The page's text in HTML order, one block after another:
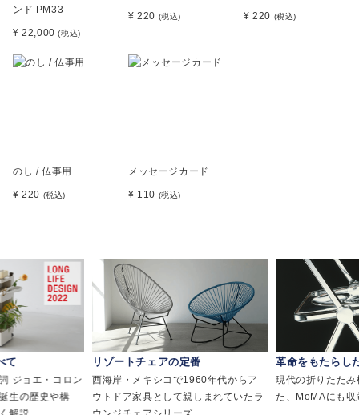
ンド PM33
¥ 22,000(税込)
¥ 220 (税込) ¥ 220 (税込)
のし / 仏事用
¥ 220 (税込)
メッセージカード
¥ 110 (税込)
て
ジョエ・コロン
生の歴史や構
リゾートチェアの定番
西海岸・メキシコで1960年代からア
ウトドア家具として親しまれていたラ
革命をもたらし
現代の折りたた
た、MoMAにも収